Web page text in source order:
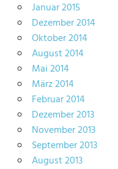
Januar 2015
Dezember 2014
Oktober 2014
August 2014
Mai 2014
März 2014
Februar 2014
Dezember 2013
November 2013
September 2013
August 2013